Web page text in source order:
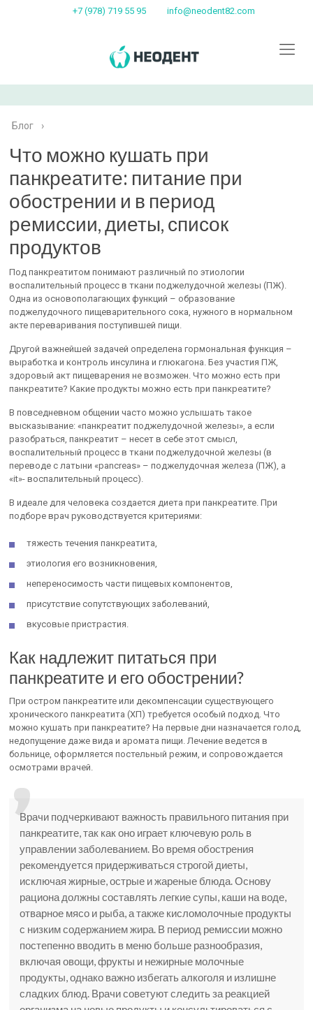
+7 (978) 719 55 95 info@neodent82.com
Блог ›
Что можно кушать при
панкреатите: питание при
обострении и в период
ремиссии, диеты, список
продуктов
Под панкреатитом понимают различный по этиологии
воспалительный процесс в ткани поджелудочной железы (ПЖ).
Одна из основополагающих функций – образование
поджелудочного пищеварительного сока, нужного в нормальном
акте переваривания поступившей пищи.
Другой важнейшей задачей определена гормональная функция –
выработка и контроль инсулина и глюкагона. Без участия ПЖ,
здоровый акт пищеварения не возможен. Что можно есть при
панкреатите? Какие продукты можно есть при панкреатите?
В повседневном общении часто можно услышать такое
высказывание: «панкреатит поджелудочной железы», а если
разобраться, панкреатит – несет в себе этот смысл,
воспалительный процесс в ткани поджелудочной железы (в
переводе с латыни «pancreas» – поджелудочная железа (ПЖ), а
«it»- воспалительный процесс).
В идеале для человека создается диета при панкреатите. При
подборе врач руководствуется критериями:
тяжесть течения панкреатита,
этиология его возникновения,
непереносимость части пищевых компонентов,
присутствие сопутствующих заболеваний,
вкусовые пристрастия.
Как надлежит питаться при
панкреатите и его обострении?
При остром панкреатите или декомпенсации существующего
хронического панкреатита (ХП) требуется особый подход. Что
можно кушать при панкреатите? На первые дни назначается голод,
недопущение даже вида и аромата пищи. Лечение ведется в
больнице, оформляется постельный режим, и сопровождается
осмотрами врачей.
Врачи подчеркивают важность правильного питания при
панкреатите, так как оно играет ключевую роль в
управлении заболеванием. Во время обострения
рекомендуется придерживаться строгой диеты,
исключая жирные, острые и жареные блюда. Основу
рациона должны составлять легкие супы, каши на воде,
отварное мясо и рыба, а также кисломолочные продукты
с низким содержанием жира. В период ремиссии можно
постепенно вводить в меню больше разнообразия,
включая овощи, фрукты и нежирные молочные
продукты, однако важно избегать алкоголя и излишне
сладких блюд. Врачи советуют следить за реакцией